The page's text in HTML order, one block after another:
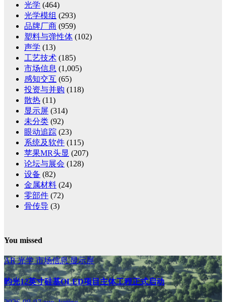
光学 (464)
光学模组 (293)
品牌厂商 (959)
塑料与弹性体 (102)
声学 (13)
工艺技术 (185)
市场信息 (1,005)
感知交互 (65)
投资与并购 (118)
散热 (11)
显示屏 (314)
未分类 (92)
眼动追踪 (23)
系统及软件 (115)
苹果MR头显 (207)
论坛与展会 (128)
设备 (82)
金属材料 (24)
零部件 (72)
骨传导 (3)
You missed
AR光学市场信息显示屏
昀光12英寸硅基OLED项目主体工程正式启动